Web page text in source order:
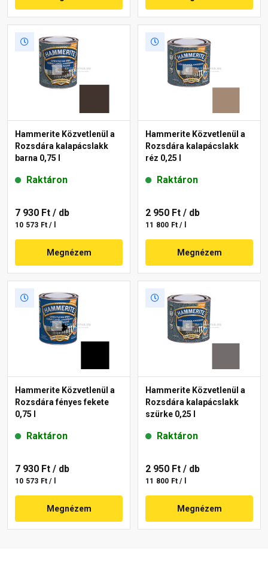
Hammerite Közvetlenül a
Rozsdára kalapácslakk
barna 0,75 l
Raktáron
7 930 Ft / db
10 573 Ft / l
Megnézem
Hammerite Közvetlenül a
Rozsdára kalapácslakk
réz 0,25 l
Raktáron
2 950 Ft / db
11 800 Ft / l
Megnézem
Hammerite Közvetlenül a
Rozsdára fényes fekete
0,75 l
Raktáron
7 930 Ft / db
10 573 Ft / l
Megnézem
Hammerite Közvetlenül a
Rozsdára kalapácslakk
szürke 0,25 l
Raktáron
2 950 Ft / db
11 800 Ft / l
Megnézem